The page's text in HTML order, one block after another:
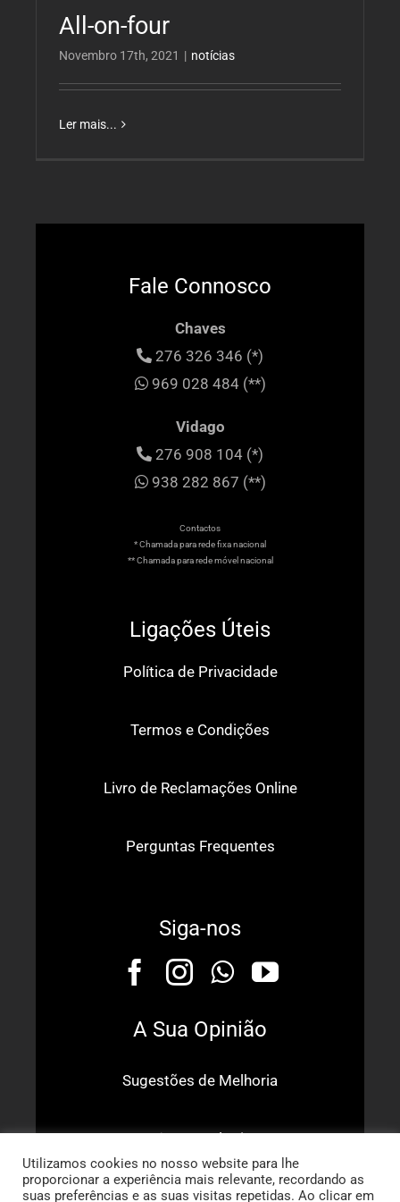
All-on-four
Novembro 17th, 2021 | notícias
Ler mais...
Fale Connosco
Chaves
276 326 346 (*)
969 028 484 (**)
Vidago
276 908 104 (*)
938 282 867 (**)
Contactos
* Chamada para rede fixa nacional
** Chamada para rede móvel nacional
Ligações Úteis
Política de Privacidade
Termos e Condições
Livro de Reclamações Online
Perguntas Frequentes
Siga-nos
A Sua Opinião
Sugestões de Melhoria
Dê o Seu Elogio
Utilizamos cookies no nosso website para lhe
proporcionar a experiência mais relevante, recordando as
suas preferências e as suas visitas repetidas. Ao clicar em